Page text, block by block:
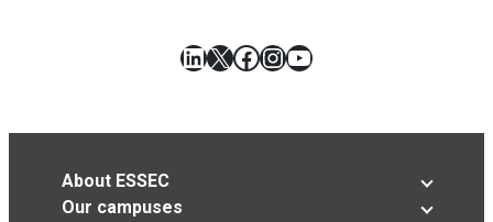
LinkedIn
X Facebook
Instagram
YouTube
About ESSEC
Our campuses